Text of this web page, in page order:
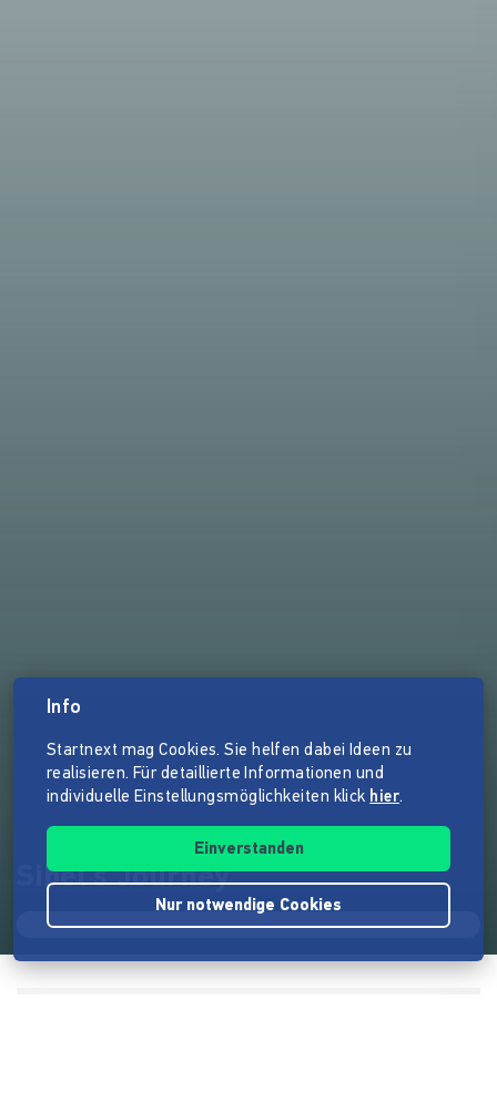
Sibel's Journey
Info
Startnext mag Cookies. Sie helfen dabei Ideen zu
realisieren. Für detaillierte Informationen und
individuelle Einstellungsmöglichkeiten klick hier.
Einverstanden
Nur notwendige Cookies